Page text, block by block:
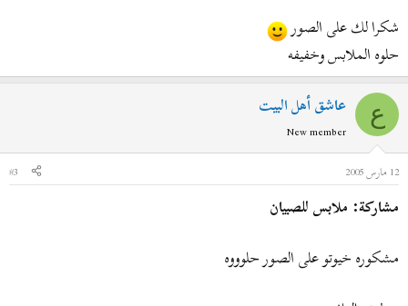
شكرا لك على الصور
حلوه الملابس وخفيفه
ع عاشق أهل البيت
New member
12 مارس 2005
#3
مشاركة: ملابس للصبيان
مشكوره خيوتو على الصور حلوووه